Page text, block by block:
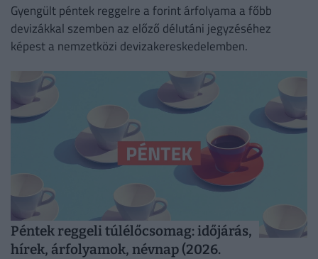
Gyengült péntek reggelre a forint árfolyama a főbb
devizákkal szemben az előző délutáni jegyzéséhez
képest a nemzetközi devizakereskedelemben.
Péntek reggeli túlélőcsomag: időjárás,
hírek, árfolyamok, névnap (2026.